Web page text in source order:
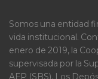
Somos una entidad
vida institucional.
enero de 2019, la
supervisada por la
AFP (SBS). Los